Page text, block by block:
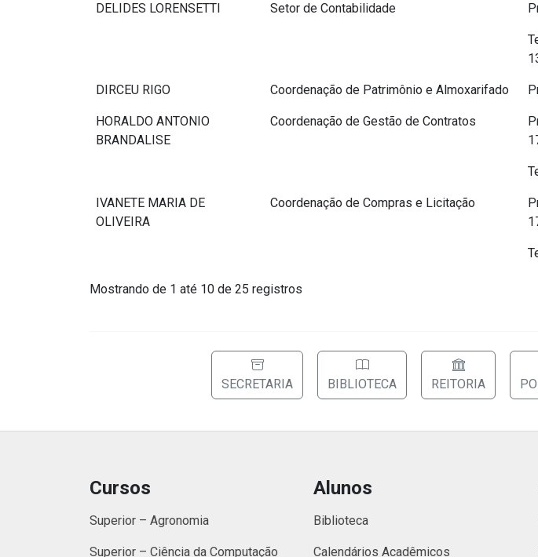
DELIDES LORENSETTI Setor de Contabilidade
DIRCEU RIGO Coordenação de Patrimônio e Almoxarifado
HORALDO ANTONIO
BRANDALISE
Coordenação de Gestão de Contratos
IVANETE MARIA DE
OLIVEIRA
Coordenação de Compras e Licitação
Mostrando de 1 até 10 de 25 registros
SECRETARIA BIBLIOTECA REITORIA
Cursos
Superior – Agronomia
Superior – Ciência da Computação
Alunos
Biblioteca
Calendários Acadêmicos